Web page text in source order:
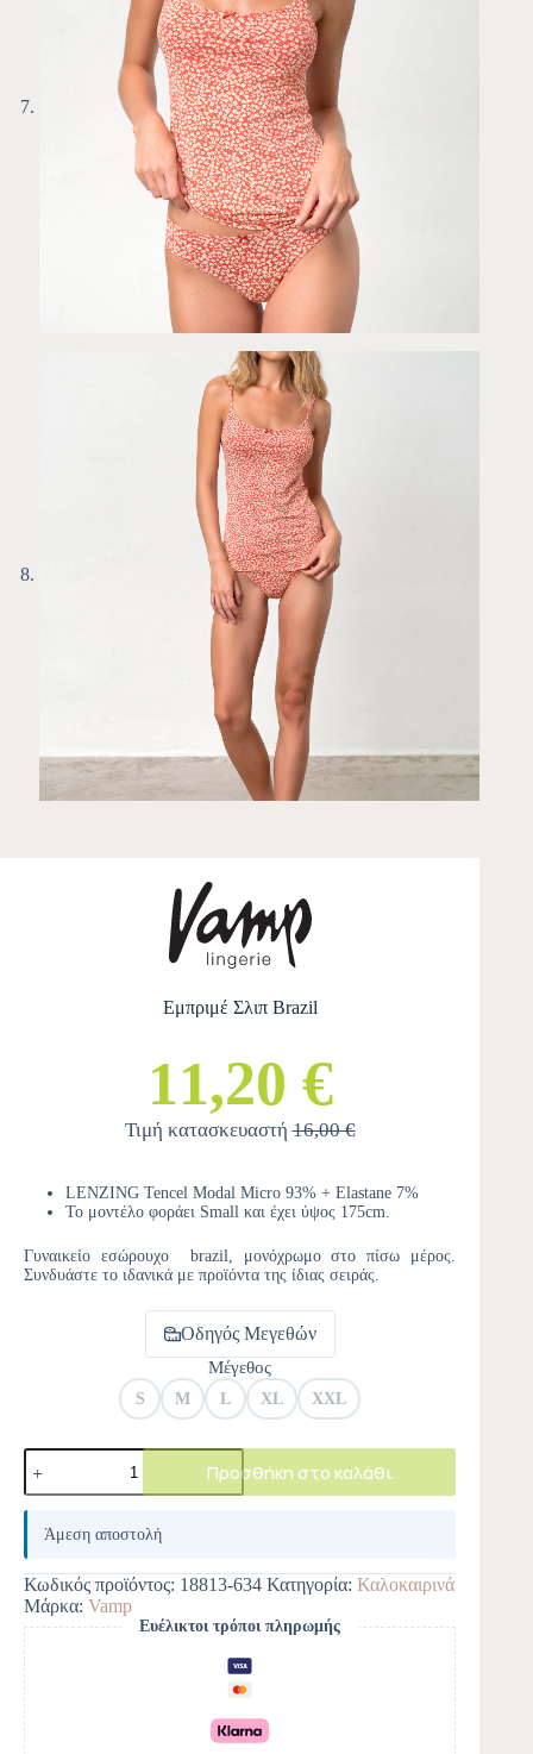
Εμπριμέ Σλιπ Brazil
11,20 €
Τιμή κατασκευαστή16,00 €
LENZING Tencel Modal Micro 93% + Elastane 7%
Το μοντέλο φοράει Small και έχει ύψος 175cm.
Γυναικείο εσώρουχο brazil, μονόχρωμο στο πίσω μέρος.
Συνδυάστε το ιδανικά με προϊόντα της ίδιας σειράς.
Οδηγός Μεγεθών
Μέγεθος
S M L XL XXL
Προσθήκη στο καλάθι
A
e
r
n
a
t
i
v
e
:
Άμεση αποστολή
Κωδικός προϊόντος: 18813-634 Κατηγορία: Καλοκαιρινά
Μάρκα: Vamp
Ευέλικτοι τρόποι πληρωμής